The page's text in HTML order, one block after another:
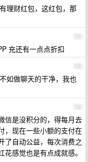
理财红包，这红包，那
11
充还有一点点折扣
12
如做聊天的干净，我也
13
信是没积分的，得每月去
，现在一些小额的支付在
了自动公益，每次消费之
感觉也是有点成就感。